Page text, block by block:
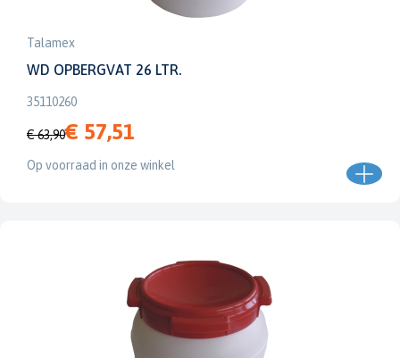
Talamex
WD OPBERGVAT 26 LTR.
35110260
€ 63,90€ 57,51
Op voorraad in onze winkel